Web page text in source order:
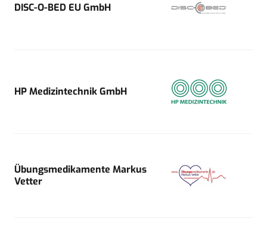
DISC-O-BED EU GmbH
HP Medizintechnik GmbH
Übungsmedikamente Markus
Vetter